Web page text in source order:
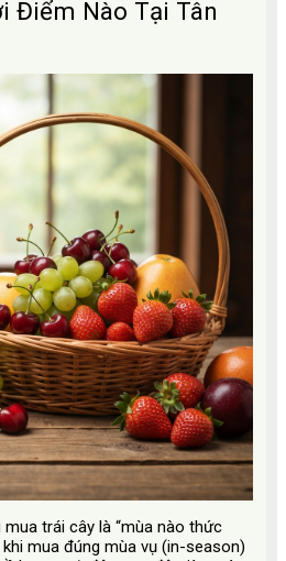
Điểm Nào Tại Tân
trái cây là “mùa nào thức
khi mua đúng mùa vụ (in-season)